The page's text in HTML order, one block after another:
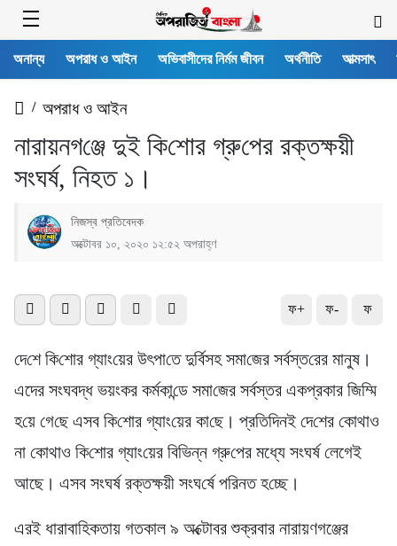
অনান্য অপরাধ ও আইন অভিবাসীদের নির্মম জীবন অর্থনীতি আত্মসাৎ
/ অপরাধ ও আইন
নারায়নগ‌ঞ্জে দুই ‌কি‌শোর গ্রু‌পের রক্তক্ষয়ী
সংঘর্ষ, নিহত ১।
নিজস্ব প্রতিবেদক
অক্টোবর ১০, ২০২০ ১২:৫২ অপরাহ্ণ
ফ+ ফ- ফ
দে‌শে কি‌শোর গ্যাং‌য়ের উৎপা‌তে দু‌র্বিসহ সমা‌জের সর্বস্ত‌রের মানুষ।
এদের সংঘবদ্ধ ভয়ংকর কর্মকা‌ন্ডে সমা‌জের সর্বস্তর একপ্রকার জি‌ম্মি
হ‌য়ে গে‌ছে এসব কি‌শোর গ্যাং‌য়ের কা‌ছে। প্র‌তি‌দিনই দে‌শের কোথাও
না কোথাও কি‌শোর গ্যাং‌য়ের বি‌ভিন্ন গ্রু‌পের মধ্যে সংঘর্ষ লেগ‌েই
আছে। এসব সংঘ‌র্ষ রক্তক্ষয়ী সংঘ‌র্ষে প‌রিনত হ‌চ্ছে।
এরই ধারাবা‌হিকতায় গতকাল ৯ অ‌ক্টোবর শুক্রবার নারায়ণগঞ্জের